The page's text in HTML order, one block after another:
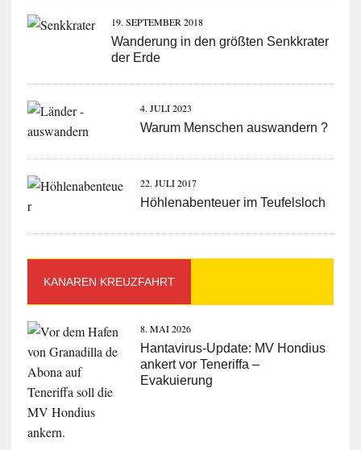
19. SEPTEMBER 2018
Wanderung in den größten Senkkrater
der Erde
4. JULI 2023
Warum Menschen auswandern ?
22. JULI 2017
Höhlenabenteuer im Teufelsloch
KANAREN KREUZFAHRT
8. MAI 2026
Hantavirus-Update: MV Hondius
ankert vor Teneriffa –
Evakuierung